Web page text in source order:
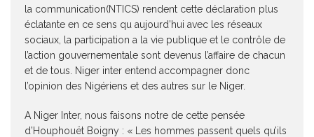
la communication(NTICS) rendent cette déclaration plus
éclatante en ce sens qu aujourd’hui avec les réseaux
sociaux, la participation a la vie publique et le contrôle de
l’action gouvernementale sont devenus l’affaire de chacun
et de tous. Niger inter entend accompagner donc
l’opinion des Nigériens et des autres sur le Niger.
A Niger Inter, nous faisons notre de cette pensée
d’Houphouët Boigny : « Les hommes passent quels qu’ils